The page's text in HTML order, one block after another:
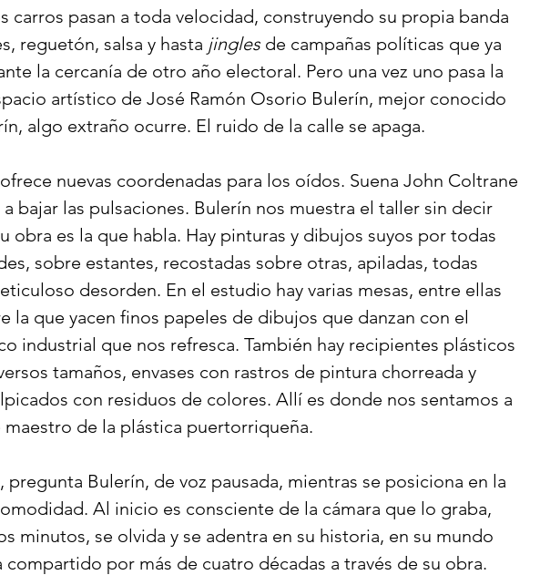
carros pasan a toda velocidad, construyendo su propia banda
reguetón, salsa y hasta jingles de campañas políticas que ya
la cercanía de otro año electoral. Pero una vez uno pasa la
artístico de José Ramón Osorio Bulerín, mejor conocido
algo extraño ocurre. El ruido de la calle se apaga.
nuevas coordenadas para los oídos. Suena John Coltrane
a bajar las pulsaciones. Bulerín nos muestra el taller sin decir
obra es la que habla. Hay pinturas y dibujos suyos por todas
sobre estantes, recostadas sobre otras, apiladas, todas
desorden. En el estudio hay varias mesas, entre ellas
la que yacen finos papeles de dibujos que danzan con el
industrial que nos refresca. También hay recipientes plásticos
tamaños, envases con rastros de pintura chorreada y
con residuos de colores. Allí es donde nos sentamos a
maestro de la plástica puertorriqueña.
pregunta Bulerín, de voz pausada, mientras se posiciona en la
Al inicio es consciente de la cámara que lo graba,
minutos, se olvida y se adentra en su historia, en su mundo
compartido por más de cuatro décadas a través de su obra.